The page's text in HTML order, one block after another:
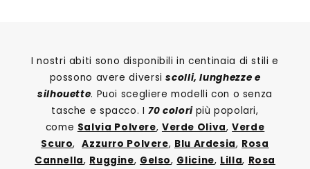
I nostri abiti sono disponibili in centinaia di stili e
possono avere diversiscolli, lunghezze e
silhouette. Puoi scegliere modelli con o senza
tasche e spacco. I70 colori più popolari,
come Salvia Polvere, Verde Oliva,Verde
Scuro,Azzurro Polvere, Blu Ardesia, Rosa
Cannella, Ruggine, Gelso, Glicine, Lilla, Rosa